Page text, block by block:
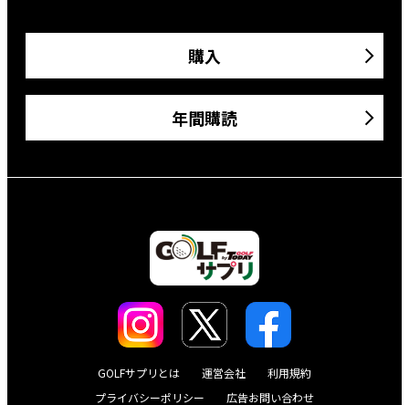
購入
年間購読
GOLFサプリとは 運営会社
利用規約
プライバシーポリシー
広告お問い合わせ